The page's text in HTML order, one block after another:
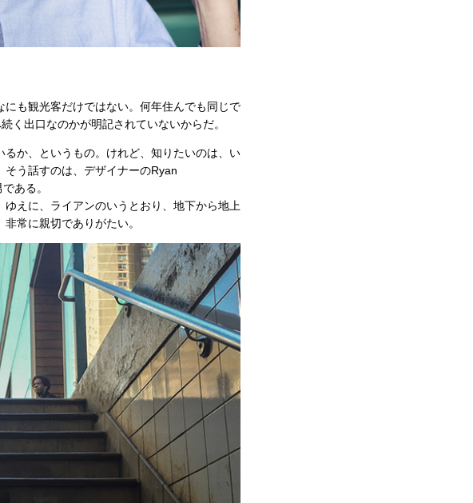
も観光客だけではない。何年住んでも同じで
く出口なのかが明記されていないからだ。
るか、というもの。けれど、知りたいのは、い
う話すのは、デザイナーのRyan
ある。
えに、ライアンのいうとおり、地下から地上
常に親切でありがたい。